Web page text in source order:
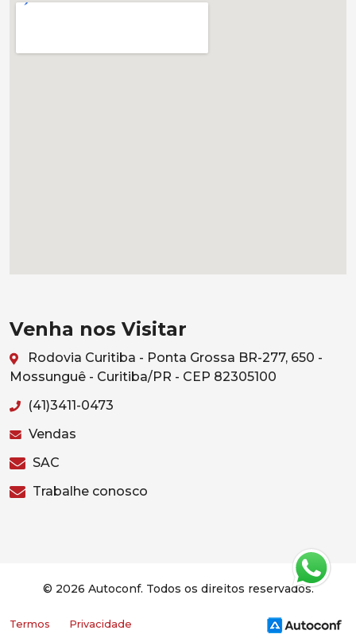
Venha nos Visitar
Rodovia Curitiba - Ponta Grossa BR-277, 650 -
Mossunguê - Curitiba/PR - CEP 82305100
(41)3411-0473
Vendas
SAC
Trabalhe conosco
© 2026 Autoconf. Todos os direitos reservados.
Termos Privacidade